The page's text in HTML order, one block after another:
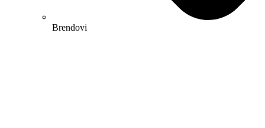
Brendovi